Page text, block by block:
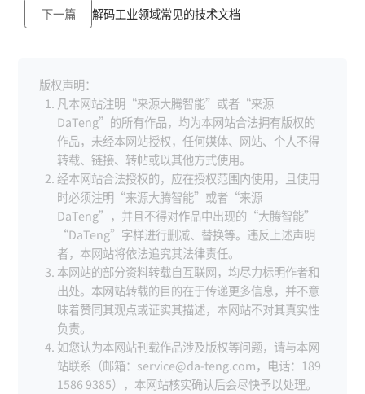
下一篇
解码工业领域常见的技术文档
版权声明：
凡本网站注明“来源大腾智能”或者“来源
DaTeng”的所有作品，均为本网站合法拥有版权的
作品，未经本网站授权，任何媒体、网站、个人不得
转载、链接、转帖或以其他方式使用。
经本网站合法授权的，应在授权范围内使用，且使用
时必须注明“来源大腾智能”或者“来源
DaTeng”，并且不得对作品中出现的“大腾智能”
“DaTeng”字样进行删减、替换等。违反上述声明
者，本网站将依法追究其法律责任。
本网站的部分资料转载自互联网，均尽力标明作者和
出处。本网站转载的目的在于传递更多信息，并不意
味着赞同其观点或证实其描述，本网站不对其真实性
负责。
如您认为本网站刊载作品涉及版权等问题，请与本网
站联系（邮箱：service@da-teng.com，电话：189
1586 9385），本网站核实确认后会尽快予以处理。